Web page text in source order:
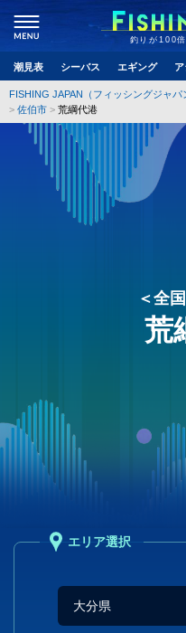
釣りが100
潮見表 シーバス エギング
FISHING JAPAN（フィッシングジャパ
佐伯市
荒綱代港
＜全
荒
エリア選択